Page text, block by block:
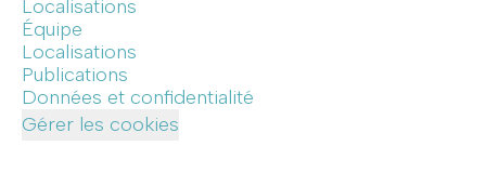
Localisations
Équipe
Localisations
Publications
Données et confidentialité
Gérer les cookies